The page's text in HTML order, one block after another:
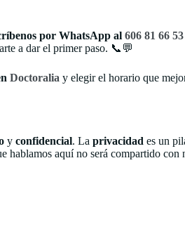
por WhatsApp al606 81 66 53
a dar el primer paso. 📞💬
Doctoralia y elegir el horario que
y confidencial. Laprivacidad es un
hablamos aquí no será compartido con